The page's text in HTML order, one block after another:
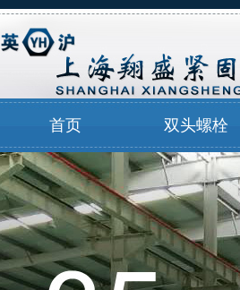
首页 双头螺栓